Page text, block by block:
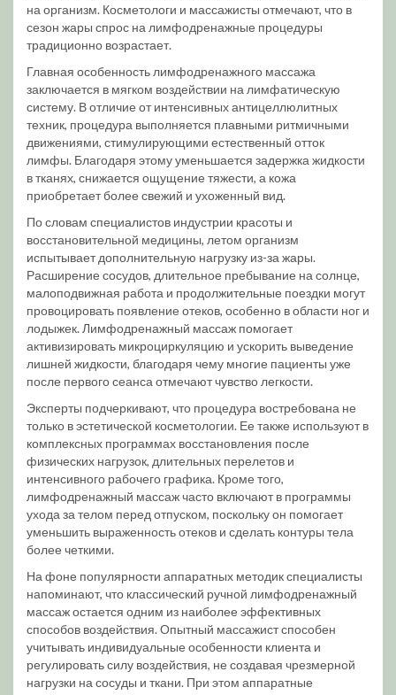
на организм. Косметологи и массажисты отмечают, что в
сезон жары спрос на лимфодренажные процедуры
традиционно возрастает.
Главная особенность лимфодренажного массажа
заключается в мягком воздействии на лимфатическую
систему. В отличие от интенсивных антицеллюлитных
техник, процедура выполняется плавными ритмичными
движениями, стимулирующими естественный отток
лимфы. Благодаря этому уменьшается задержка жидкости
в тканях, снижается ощущение тяжести, а кожа
приобретает более свежий и ухоженный вид.
По словам специалистов индустрии красоты и
восстановительной медицины, летом организм
испытывает дополнительную нагрузку из-за жары.
Расширение сосудов, длительное пребывание на солнце,
малоподвижная работа и продолжительные поездки могут
провоцировать появление отеков, особенно в области ног и
лодыжек. Лимфодренажный массаж помогает
активизировать микроциркуляцию и ускорить выведение
лишней жидкости, благодаря чему многие пациенты уже
после первого сеанса отмечают чувство легкости.
Эксперты подчеркивают, что процедура востребована не
только в эстетической косметологии. Ее также используют в
комплексных программах восстановления после
физических нагрузок, длительных перелетов и
интенсивного рабочего графика. Кроме того,
лимфодренажный массаж часто включают в программы
ухода за телом перед отпуском, поскольку он помогает
уменьшить выраженность отеков и сделать контуры тела
более четкими.
На фоне популярности аппаратных методик специалисты
напоминают, что классический ручной лимфодренажный
массаж остается одним из наиболее эффективных
способов воздействия. Опытный массажист способен
учитывать индивидуальные особенности клиента и
регулировать силу воздействия, не создавая чрезмерной
нагрузки на сосуды и ткани. При этом аппаратные